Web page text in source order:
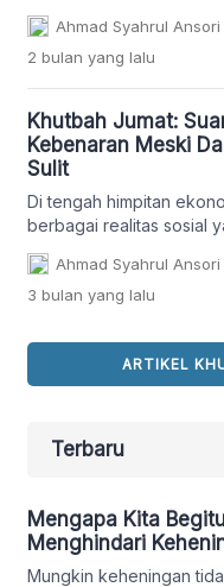
juga tentang
gengsi, dan keinginan
Melalui refleksi Surah Al-
benar lillahi ta’ala.
Ahmad Syahrul Ansori
2 bulan yang lalu
Khutbah Jumat:
Kebenaran Meski
Sulit
Di tengah himpitan
berbagai realitas sosial
semakin berat, umat
kehilangan keberanian
menyuarakan kebenaran.
tetap teguh menolak
menjaga iman meskipun
kondisi yang sulit.
Ahmad Syahrul Ansori
3 bulan yang lalu
ARTIKEL
Terbaru
Mengapa Kita
Menghindari
Mungkin keheningan